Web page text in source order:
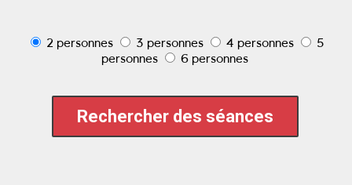
2 personnes 3 personnes 4 personnes
5
personnes
6 personnes